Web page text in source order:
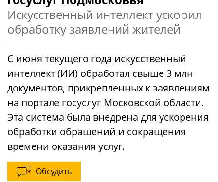
Искусственный интеллект ускорил
обработку заявлений жителей
С июня текущего года искусственный
интеллект (ИИ) обработал свыше 3 млн
документов, прикрепленных к заявлениям
на портале госуслуг Московской области.
Эта система была внедрена для ускорения
обработки обращений и сокращения
времени оказания услуг.
Обсудить